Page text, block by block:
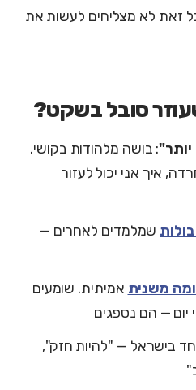
זאת לא מצליחים לעשות את
סובל בשקט?
: בושה מלהודות בקושי.
איך אני יכול לעזור
שמלמדים לאחרים —
משנית אמיתית. שומעים
יום — הם נספגים
בישראל — "להיות חזק",